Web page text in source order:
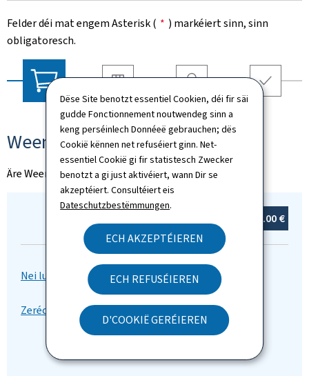
Dëse Site benotzt essentiel Cookien, déi fir säi
gudde Fonctionnement noutwendeg sinn a
keng perséinlech Donnéeë gebrauchen; dës
Cookië kënnen net refuséiert ginn. Net-
essentiel Cookië gi fir statistesch Zwecker
benotzt a gi just aktivéiert, wann Dir se
akzeptéiert. Consultéiert eis
Dateschutzbestëmmungen.
ECH AKZEPTÉIEREN
ECH REFUSÉIEREN
D'COOKIË GERÉIEREN
Felder déi mat engem Asterisk ( * ) markéiert sinn, sinn
obligatoresch.
Weenchen Liwwerung Coordonnéeën
Weenchen
Äre Weenchen ass eidel
0.00 €